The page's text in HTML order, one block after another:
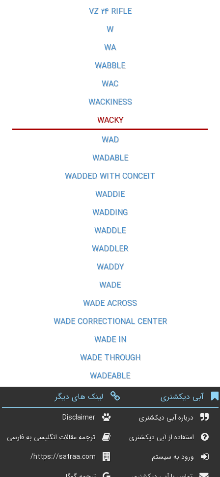
VZ 24 RIFLE
W
WA
WABBLE
WAC
WACKINESS
WACKY
WAD
WADABLE
WADDED WITH CONCEIT
WADDIE
WADDING
WADDLE
WADDLER
WADDY
WADE
WADE ACROSS
WADE CORRECTIONAL CENTER
WADE IN
WADE THROUGH
WADEABLE
آبی دیکشنری
درباره آبی دیکشنری
استفاده از آبی دیکشنری
ورود به سیستم
لینک های دیگر
Disclaimer
ترجمه مقالات انگلیسی به فارسی
https://satraa.com/